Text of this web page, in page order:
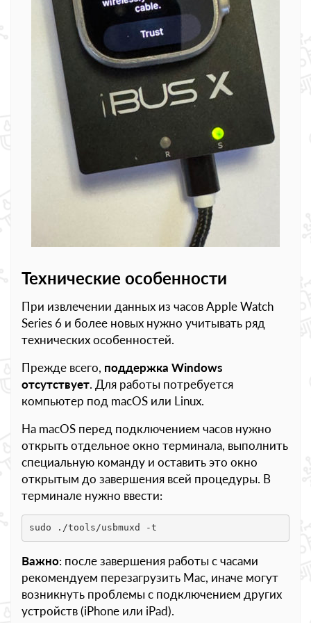
Технические особенности
При извлечении данных из часов Apple Watch
Series 6 и более новых нужно учитывать ряд
технических особенностей.
Прежде всего, поддержка Windows
отсутствует. Для работы потребуется
компьютер под macOS или Linux.
На macOS перед подключением часов нужно
открыть отдельное окно терминала, выполнить
специальную команду и оставить это окно
открытым до завершения всей процедуры. В
терминале нужно ввести:
sudo ./tools/usbmuxd -t
Важно: после завершения работы с часами
рекомендуем перезагрузить Mac, иначе могут
возникнуть проблемы с подключением других
устройств (iPhone или iPad).